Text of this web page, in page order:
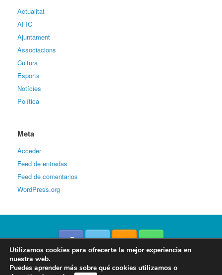
Actualitat
AFIC
Ajuntament
Associacions
Cultura
Esports
Notícies
Política
Meta
Acceder
Feed de entradas
Feed de comentarios
WordPress.org
La Veu d'Ondara © 2016
Utilizamos cookies para ofrecerte la mejor experiencia en
nuestra web.
Puedes aprender más sobre qué cookies utilizamos o